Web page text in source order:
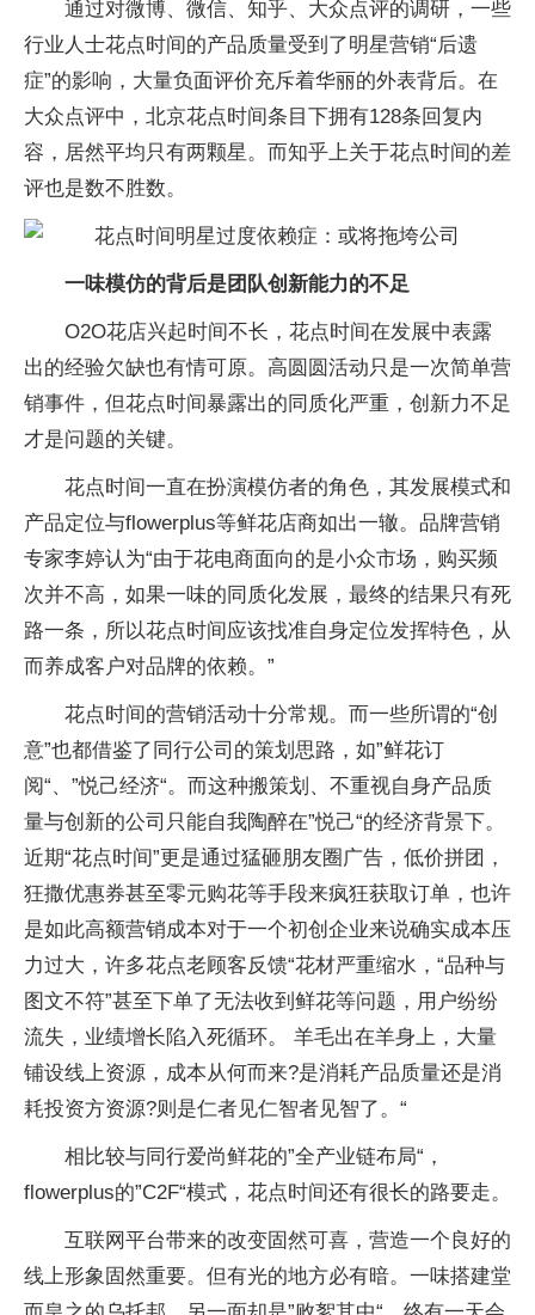
通过对微博、微信、知乎、大众点评的调研，一些
行业人士花点时间的产品质量受到了明星营销“后遗
症”的影响，大量负面评价充斥着华丽的外表背后。在
大众点评中，北京花点时间条目下拥有128条回复内
容，居然平均只有两颗星。而知乎上关于花点时间的差
评也是数不胜数。
一味模仿的背后是团队创新能力的不足
O2O花店兴起时间不长，花点时间在发展中表露
出的经验欠缺也有情可原。高圆圆活动只是一次简单营
销事件，但花点时间暴露出的同质化严重，创新力不足
才是问题的关键。
花点时间一直在扮演模仿者的角色，其发展模式和
产品定位与flowerplus等鲜花店商如出一辙。品牌营销
专家李婷认为“由于花电商面向的是小众市场，购买频
次并不高，如果一味的同质化发展，最终的结果只有死
路一条，所以花点时间应该找准自身定位发挥特色，从
而养成客户对品牌的依赖。”
花点时间的营销活动十分常规。而一些所谓的“创
意”也都借鉴了同行公司的策划思路，如”鲜花订
阅“、”悦己经济“。而这种搬策划、不重视自身产品质
量与创新的公司只能自我陶醉在”悦己“的经济背景下。
近期“花点时间”更是通过猛砸朋友圈广告，低价拼团，
狂撒优惠券甚至零元购花等手段来疯狂获取订单，也许
是如此高额营销成本对于一个初创企业来说确实成本压
力过大，许多花点老顾客反馈“花材严重缩水，“品种与
图文不符”甚至下单了无法收到鲜花等问题，用户纷纷
流失，业绩增长陷入死循环。 羊毛出在羊身上，大量
铺设线上资源，成本从何而来?是消耗产品质量还是消
耗投资方资源?则是仁者见仁智者见智了。“
相比较与同行爱尚鲜花的”全产业链布局“，
flowerplus的”C2F“模式，花点时间还有很长的路要走。
互联网平台带来的改变固然可喜，营造一个良好的
线上形象固然重要。但有光的地方必有暗。一味搭建堂